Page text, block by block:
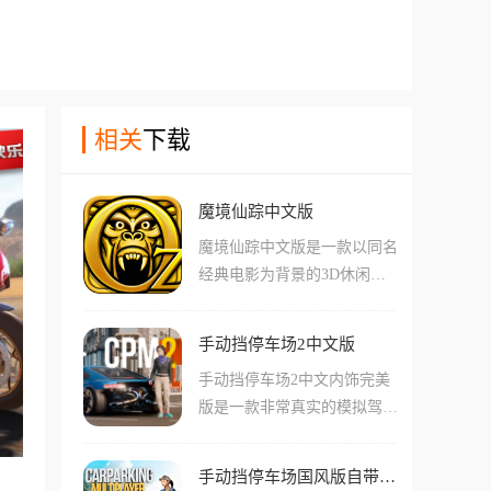
相关下载
魔境仙踪中文版
魔境仙踪中文版是一款以同名
经典电影为背景的3D休闲跑
操控主人公奥兹，在不断变化
的道路上通过跳跃、滑行和左
右横移躲避障碍，利用各种强
魔幻土地上的逃亡极限。
手动挡停车场2中文版
手动挡停车场2中文内饰完美
版是一款非常真实的模拟驾驶
手动挡停车场国风版自带模组